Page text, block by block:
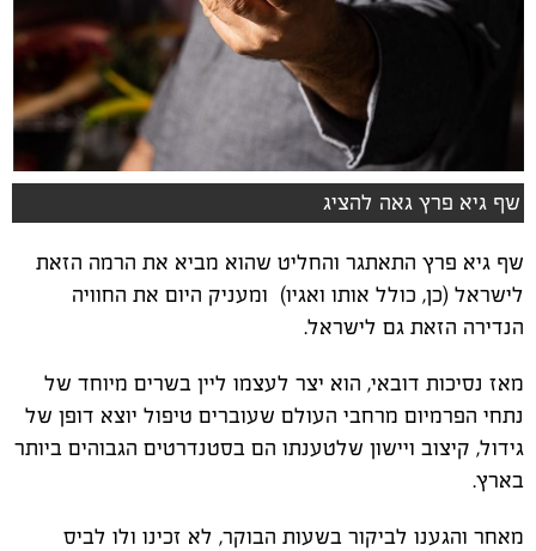
שף גיא פרץ גאה להציג
שף גיא פרץ התאתגר והחליט שהוא מביא את הרמה הזאת
לישראל (כן, כולל אותו ואגיו) ומעניק היום את החוויה
הנדירה הזאת גם לישראל.
מאז נסיכות דובאי, הוא יצר לעצמו ליין בשרים מיוחד של
נתחי הפרמיום מרחבי העולם שעוברים טיפול יוצא דופן של
גידול, קיצוב ויישון שלטענתו הם בסטנדרטים הגבוהים ביותר
בארץ.
מאחר והגענו לביקור בשעות הבוקר, לא זכינו ולו לביס